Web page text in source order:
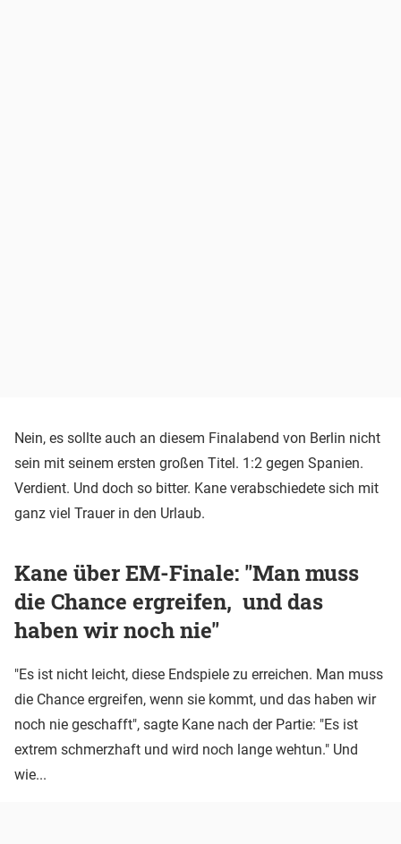
Nein, es sollte auch an diesem Finalabend von Berlin nicht
sein mit seinem ersten großen Titel. 1:2 gegen Spanien.
Verdient. Und doch so bitter. Kane verabschiedete sich mit
ganz viel Trauer in den Urlaub.
Kane über EM-Finale: "Man muss
die Chance ergreifen, und das
haben wir noch nie"
"Es ist nicht leicht, diese Endspiele zu erreichen. Man muss
die Chance ergreifen, wenn sie kommt, und das haben wir
noch nie geschafft", sagte Kane nach der Partie: "Es ist
extrem schmerzhaft und wird noch lange wehtun." Und
wie...